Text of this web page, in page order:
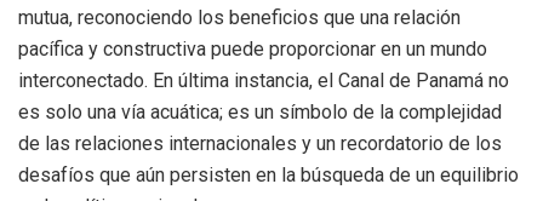
mutua, reconociendo los beneficios que una relación
pacífica y constructiva puede proporcionar en un mundo
interconectado. En última instancia, el Canal de Panamá no
es solo una vía acuática; es un símbolo de la complejidad
de las relaciones internacionales y un recordatorio de los
desafíos que aún persisten en la búsqueda de un equilibrio